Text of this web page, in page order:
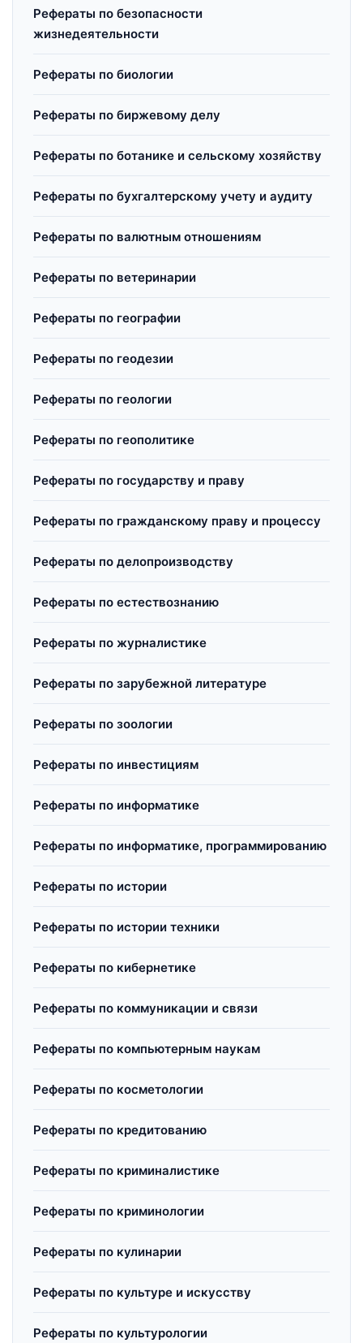
Рефераты по безопасности
жизнедеятельности
Рефераты по биологии
Рефераты по биржевому делу
Рефераты по ботанике и сельскому хозяйству
Рефераты по бухгалтерскому учету и аудиту
Рефераты по валютным отношениям
Рефераты по ветеринарии
Рефераты по географии
Рефераты по геодезии
Рефераты по геологии
Рефераты по геополитике
Рефераты по государству и праву
Рефераты по гражданскому праву и процессу
Рефераты по делопроизводству
Рефераты по естествознанию
Рефераты по журналистике
Рефераты по зарубежной литературе
Рефераты по зоологии
Рефераты по инвестициям
Рефераты по информатике
Рефераты по информатике, программированию
Рефераты по истории
Рефераты по истории техники
Рефераты по кибернетике
Рефераты по коммуникации и связи
Рефераты по компьютерным наукам
Рефераты по косметологии
Рефераты по кредитованию
Рефераты по криминалистике
Рефераты по криминологии
Рефераты по кулинарии
Рефераты по культуре и искусству
Рефераты по культурологии